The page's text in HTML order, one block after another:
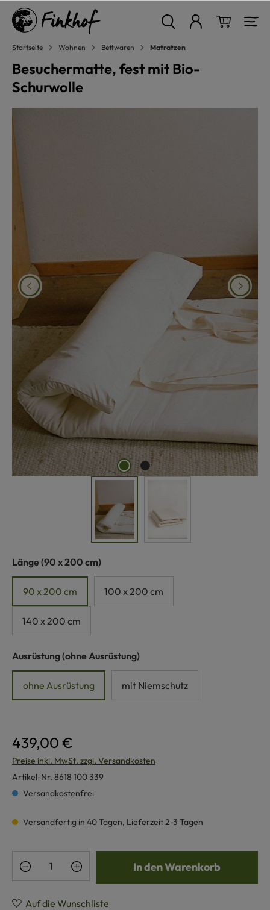
springen
Startseite Wohnen Bettwaren Matratzen
Besuchermatte, fest mit Bio-
Schurwolle
Länge auswählen
(90 x 200 cm)
90 x 200 cm 100 x 200 cm
140 x 200 cm
Ausrüstungauswählen
(ohne Ausrüstung)
ohne Ausrüstung mit Niemschutz
439,00 €
Preise inkl. MwSt. zzgl. Versandkosten
Artikel-Nr. 8618 100 339
Versandkostenfrei
Versandfertig in 40 Tagen, Lieferzeit 2-3 Tagen
Produkt Anzahl: Gib den gewünschten
In den Warenkorb
Auf die Wunschliste